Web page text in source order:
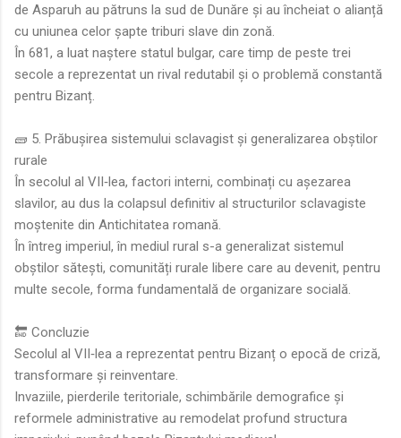
de Asparuh au pătruns la sud de Dunăre și au încheiat o alianță
cu uniunea celor șapte triburi slave din zonă.
În 681, a luat naștere statul bulgar, care timp de peste trei
secole a reprezentat un rival redutabil și o problemă constantă
pentru Bizanț.
🧱 5. Prăbușirea sistemului sclavagist și generalizarea obștilor
rurale
În secolul al VII‑lea, factori interni, combinați cu așezarea
slavilor, au dus la colapsul definitiv al structurilor sclavagiste
moștenite din Antichitatea romană.
În întreg imperiul, în mediul rural s-a generalizat sistemul
obștilor sătești, comunități rurale libere care au devenit, pentru
multe secole, forma fundamentală de organizare socială.
🔚 Concluzie
Secolul al VII‑lea a reprezentat pentru Bizanț o epocă de criză,
transformare și reinventare.
Invaziile, pierderile teritoriale, schimbările demografice și
reformele administrative au remodelat profund structura